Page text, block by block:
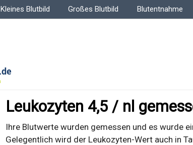
Kleines Blutbild Großes Blutbild Blutentnahme
Leukozyten 4,5 / nl
Ihre Blutwerte wurden gemessen und es wurde
Gelegentlich wird der Leukozyten-Wert auch in